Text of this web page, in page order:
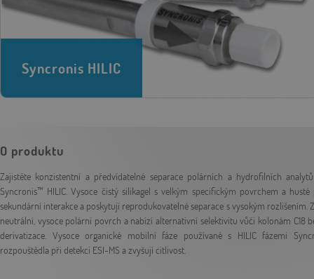
Syncronis HILIC
O produktu
Zajistěte konzistentní a předvídatelné separace polárních a hydrofilních
Syncronis™ HILIC. Vysoce čistý silikagel s velkým specifickým povrchem a
sekundární interakce a poskytují reprodukovatelné separace s vysokým
neutrální, vysoce polární povrch a nabízí alternativní selektivitu vůči kolonám C18
derivatizace. Vysoce organické mobilní fáze používané s HILIC fázemi
rozpouštědla při detekci ESI-MS a zvyšují citlivost.